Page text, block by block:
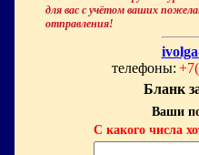
для вас с учётом ваших
отправления!
телефоны:
Бланк
Ваши
С какого числа